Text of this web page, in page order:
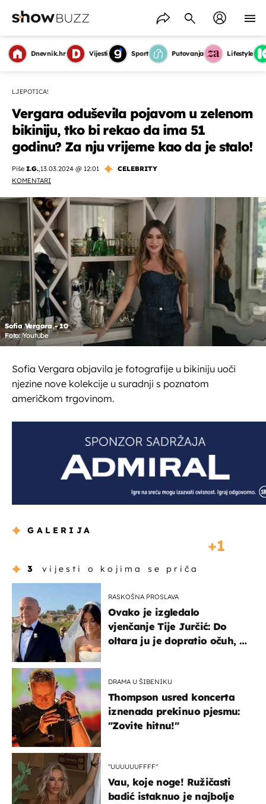
Dnevnik.hr Vijesti Sport Putovanja Lifestyle
LJEPOTICA!
Vergara oduševila pojavom u zelenom
bikiniju, tko bi rekao da ima 51
godinu? Za nju vrijeme kao da je stalo!
Piše I.G.,13.03.2024 @ 12:01
CELEBRITY
KOMENTARI
Sofia Vergara - 10
Foto: Youtube
Sofia Vergara objavila je fotografije u bikiniju uoči
njezine nove kolekcije u suradnji s poznatom
američkom trgovinom.
GALERIJA
1
3 vijesti o kojima se priča
RASKOŠNA PROSLAVA
Ovako je izgledalo
vjenčanje Tije Jurčić: Do
oltara ju je dopratio očuh, a
DRAMA U ŠIBENIKU
Thompson usred koncerta
iznenada prekinuo pjesmu:
"Zovite hitnu!"
"UUUUUUFFFF"
Vau, koje noge! Ružičasti
badić istaknuo je najbolje
OMOGUĆI OBAVIJESTI